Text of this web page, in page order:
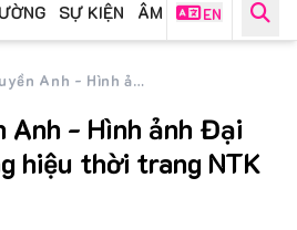
SỰ KIỆN ÂM NHẠC PHIM
EN
Vũ Ngọc Huyền Anh - Hình ảnh Đại diện cho thương hiệu thời trang NTK Kelvin Phạm
Anh - Hình ảnh Đại
hiệu thời trang NTK